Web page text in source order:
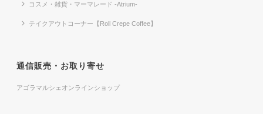
コスメ・雑貨・マーマレード -Atrium-
テイクアウトコーナー【Roll Crepe Coffee】
通信販売・お取り寄せ
アゴラマルシェオンラインショップ